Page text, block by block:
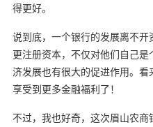
得更好。
说到底，一个银行的发展离不
更注册资本，不仅对他们自己
济发展也有很大的促进作用。
享受到更多金融福利了！
不过，我也好奇，这次眉山农